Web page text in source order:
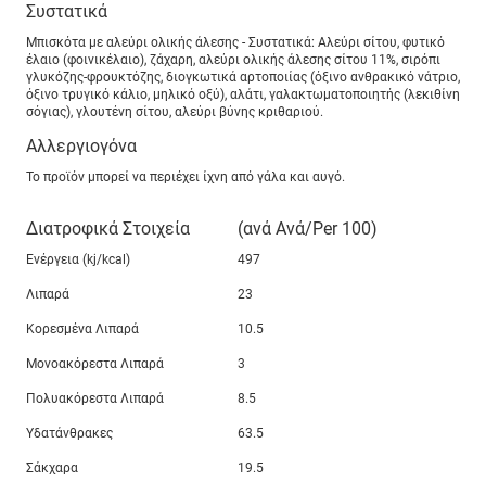
Συστατικά
Μπισκότα με αλεύρι ολικής άλεσης - Συστατικά: Αλεύρι σίτου, φυτικό
έλαιο (φοινικέλαιο), ζάχαρη, αλεύρι ολικής άλεσης σίτου 11%, σιρόπι
γλυκόζης-φρουκτόζης, διογκωτικά αρτοποιίας (όξινο ανθρακικό νάτριο,
όξινο τρυγικό κάλιο, μηλικό οξύ), αλάτι, γαλακτωματοποιητής (λεκιθίνη
σόγιας), γλουτένη σίτου, αλεύρι βύνης κριθαριού.
Αλλεργιογόνα
Το προϊόν μπορεί να περιέχει ίχνη από γάλα και αυγό.
Διατροφικά Στοιχεία (ανά Ανά/Per 100)
Ενέργεια (kj/kcal) 497
Λιπαρά 23
Κορεσμένα Λιπαρά 10.5
Μονοακόρεστα Λιπαρά 3
Πολυακόρεστα Λιπαρά 8.5
Υδατάνθρακες 63.5
Σάκχαρα 19.5